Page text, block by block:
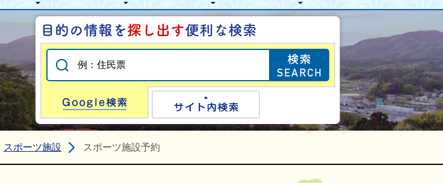
目的の情報を探
Google検索
スポーツ施設 スポーツ施設予約